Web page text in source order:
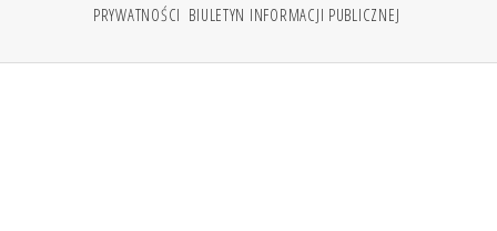
PRYWATNOŚCI BIULETYN INFORMACJI PUBLICZNEJ